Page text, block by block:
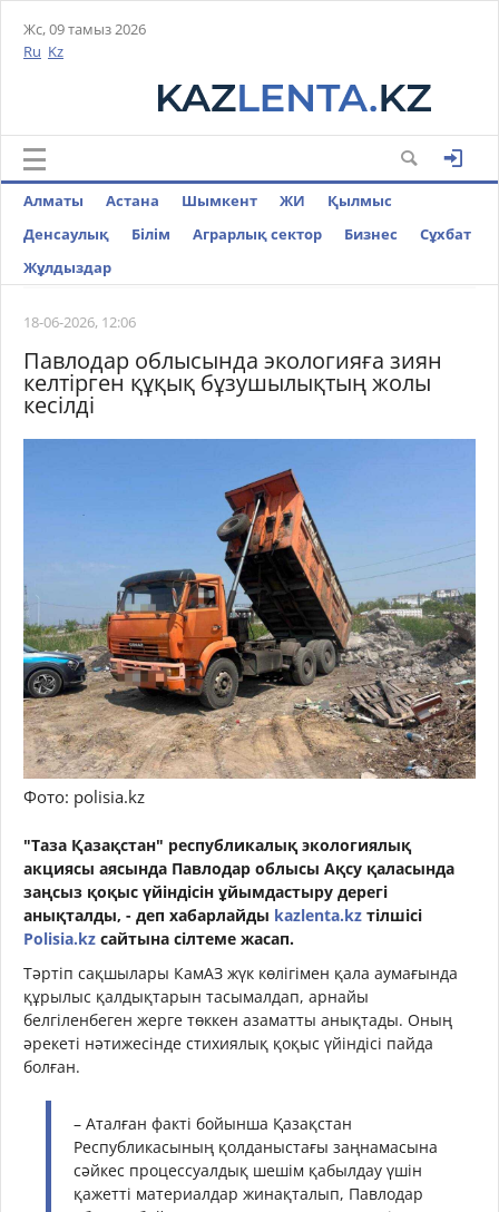
Жс, 09 тамыз 2026
Ru Kz
Алматы Астана Шымкент ЖИ
Қылмыс
Денсаулық
Білім Аграрлық сектор Бизнес
Cұхбат
Жұлдыздар
18-06-2026, 12:06
Павлодар облысында экологияға зиян
келтірген құқық бұзушылықтың жолы
кесілді
Фото: polisia.kz
"Таза Қазақстан" республикалық экологиялық
акциясы аясында Павлодар облысы Ақсу қаласында
заңсыз қоқыс үйіндісін ұйымдастыру дерегі
анықталды, - деп хабарлайды kazlenta.kz тілшісі
Polisia.kz сайтына сілтеме жасап.
Тәртіп сақшылары КамАЗ жүк көлігімен қала аумағында
құрылыс қалдықтарын тасымалдап, арнайы
белгіленбеген жерге төккен азаматты анықтады. Оның
әрекеті нәтижесінде стихиялық қоқыс үйіндісі пайда
болған.
– Аталған факті бойынша Қазақстан
Республикасының қолданыстағы заңнамасына
сәйкес процессуалдық шешім қабылдау үшін
қажетті материалдар жинақталып, Павлодар